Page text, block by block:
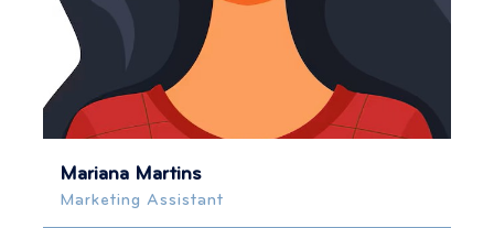
Mariana Martins
Marketing Assistant